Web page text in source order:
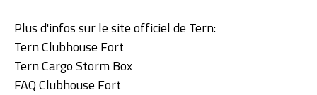
Plus d'infos sur le site officiel de Tern:
Tern Clubhouse Fort
Tern Cargo Storm Box
FAQ Clubhouse Fort